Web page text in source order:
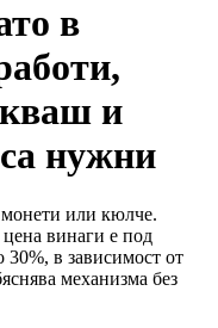
в
и
нужни
или кюлче.
винаги е под
в зависимост от
механизма без